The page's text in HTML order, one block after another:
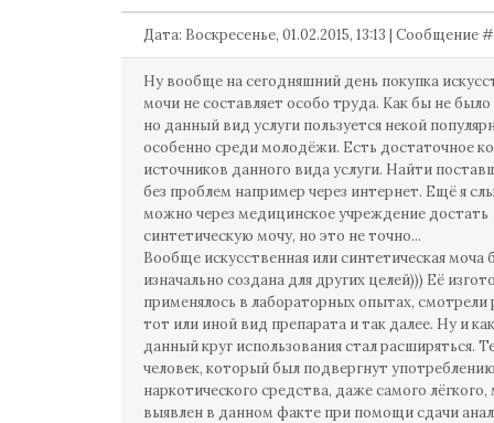
Дата: Воскресенье, 01.02.2015, 13:13 | Сообщение
Ну вообще на сегодняшний день покупка
мочи не составляет особо труда. Как бы не
но данный вид услуги пользуется некой
особенно среди молодёжи. Есть достаточное
источников данного вида услуги. Найти
без проблем например через интернет. Ещё я
можно через медицинское учреждение достать
синтетическую мочу, но это не точно...
Вообще искусственная или синтетическая моча
изначально создана для других целей))) Её
применялось в лабораторных опытах, смотрели
тот или иной вид препарата и так далее. Ну и
данный круг использования стал расширяться.
человек, который был подвергнут
наркотического средства, даже самого
выявлен в данном факте при помощи сдачи